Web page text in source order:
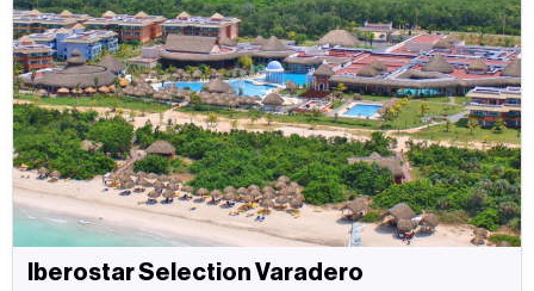
Iberostar Selection Varadero